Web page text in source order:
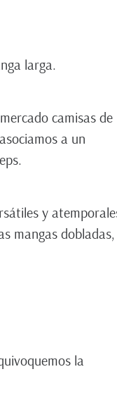
larga.
camisas de
a un
y
mangas
la